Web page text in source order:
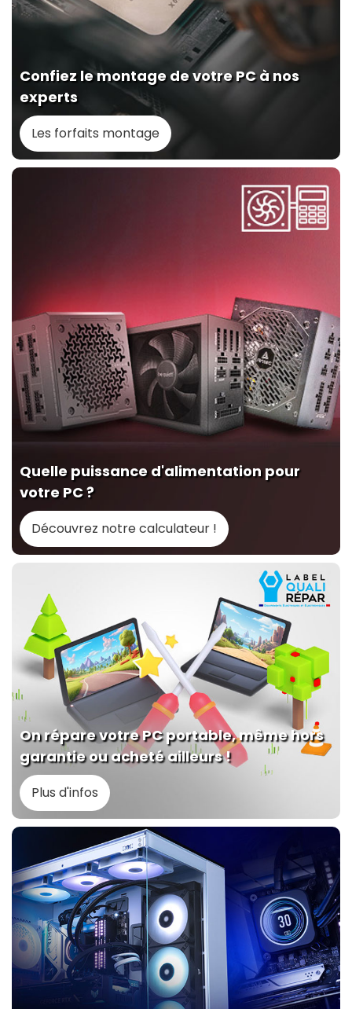
Confiez le montage de votre PC à nos
experts
Les forfaits montage
Quelle puissance d'alimentation pour
votre PC ?
Découvrez notre calculateur !
On répare votre PC portable, même hors
garantie ou acheté ailleurs !
Plus d'infos